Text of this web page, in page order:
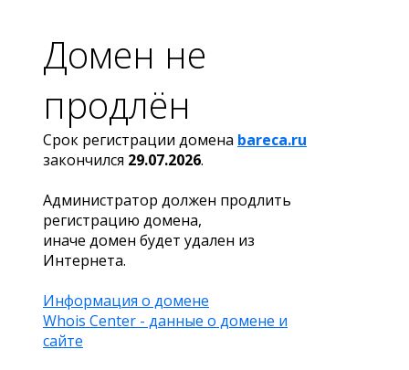
Домен не
продлён
Срок регистрации домена bareca.ru
закончился 29.07.2026.
Администратор должен продлить
регистрацию домена,
иначе домен будет удален из
Интернета.
Информация о домене
Whois Center - данные о домене и
сайте